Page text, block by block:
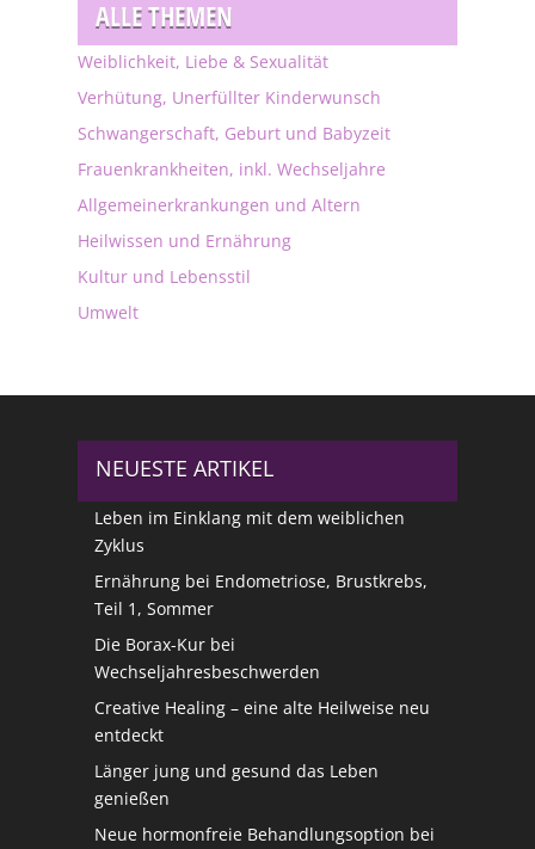
ALLE THEMEN
Weiblichkeit, Liebe & Sexualität
Verhütung, Unerfüllter Kinderwunsch
Schwangerschaft, Geburt und Babyzeit
Frauenkrankheiten, inkl. Wechseljahre
Allgemeinerkrankungen und Altern
Heilwissen und Ernährung
Kultur und Lebensstil
Umwelt
NEUESTE ARTIKEL
Leben im Einklang mit dem weiblichen
Zyklus
Ernährung bei Endometriose, Brustkrebs,
Teil 1, Sommer
Die Borax-Kur bei
Wechseljahresbeschwerden
Creative Healing – eine alte Heilweise neu
entdeckt
Länger jung und gesund das Leben
genießen
Neue hormonfreie Behandlungsoption bei